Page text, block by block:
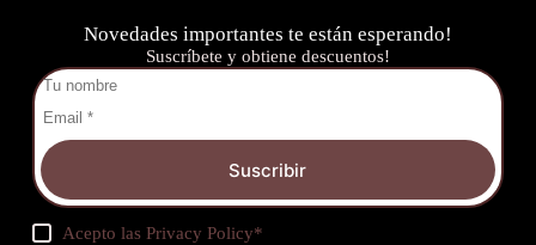
Novedades importantes te están esperando!
Suscríbete y obtiene descuentos!
Suscribir
Acepto lasPrivacy Policy*